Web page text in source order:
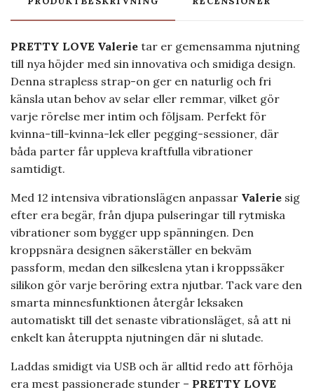
PRETTY LOVE Valerie tar er gemensamma njutning
till nya höjder med sin innovativa och smidiga design.
Denna strapless strap-on ger en naturlig och fri
känsla utan behov av selar eller remmar, vilket gör
varje rörelse mer intim och följsam. Perfekt för
kvinna-till-kvinna-lek eller pegging-sessioner, där
båda parter får uppleva kraftfulla vibrationer
samtidigt.
Med 12 intensiva vibrationslägen anpassar Valerie sig
efter era begär, från djupa pulseringar till rytmiska
vibrationer som bygger upp spänningen. Den
kroppsnära designen säkerställer en bekväm
passform, medan den silkeslena ytan i kroppssäker
silikon gör varje beröring extra njutbar. Tack vare den
smarta minnesfunktionen återgår leksaken
automatiskt till det senaste vibrationsläget, så att ni
enkelt kan återuppta njutningen där ni slutade.
Laddas smidigt via USB och är alltid redo att förhöja
era mest passionerade stunder – PRETTY LOVE